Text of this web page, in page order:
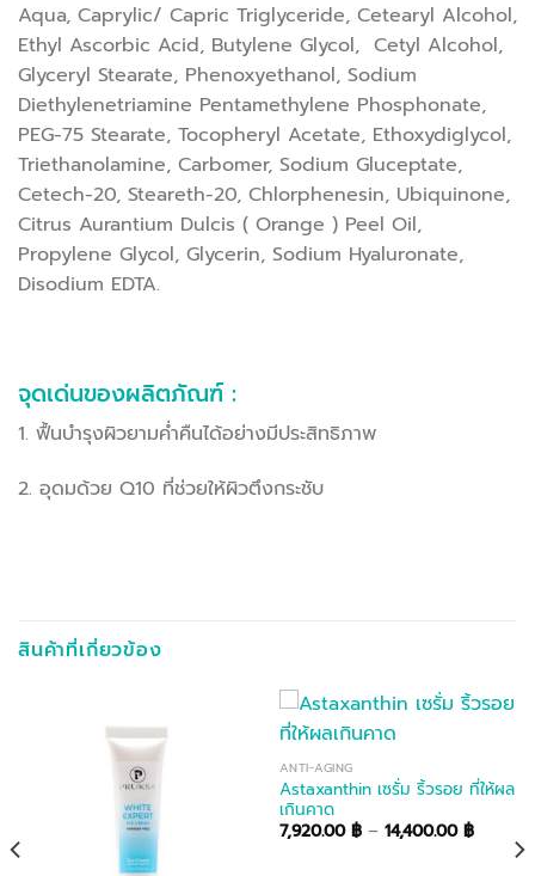
Aqua, Caprylic/ Capric Triglyceride, Cetearyl Alcohol,
Ethyl Ascorbic Acid, Butylene Glycol, Cetyl Alcohol,
Glyceryl Stearate, Phenoxyethanol, Sodium
Diethylenetriamine Pentamethylene Phosphonate,
PEG-75 Stearate, Tocopheryl Acetate, Ethoxydiglycol,
Triethanolamine, Carbomer, Sodium Gluceptate,
Cetech-20, Steareth-20, Chlorphenesin, Ubiquinone,
Citrus Aurantium Dulcis ( Orange ) Peel Oil,
Propylene Glycol, Glycerin, Sodium Hyaluronate,
Disodium EDTA.
จุดเด่นของผลิตภัณฑ์ :
1. ฟื้นบำรุงผิวยามค่ำคืนได้อย่างมีประสิทธิภาพ
2. อุดมด้วย Q10 ที่ช่วยให้ผิวตึงกระชับ
สินค้าที่เกี่ยวข้อง
ANTI-AGING
Astaxanthin เซรั่ม ริ้วรอย ที่ให้ผล
เกินคาด
7,920.00฿ – 14,400.00฿Price
range:
฿